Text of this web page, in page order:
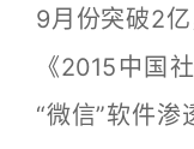
9月份突破2亿
《2015中国
“微信”软件渗